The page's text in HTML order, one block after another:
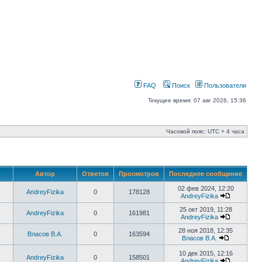
FAQ Поиск Пользователи
Текущее время: 07 авг 2026, 15:36
Часовой пояс: UTC + 4 часа
Автор Ответов Просмотров Последнее сообщение
AndreyFizika 0 178128
02 фев 2024, 12:20
AndreyFizika
AndreyFizika 0 161981
25 окт 2019, 11:28
AndreyFizika
Власов В.А. 0 163594
28 ноя 2018, 12:35
Власов В.А.
AndreyFizika 0 158501
10 дек 2015, 12:16